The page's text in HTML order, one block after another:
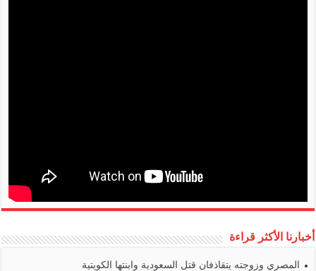
أخبارنا الأكثر قراءة
المصري وزوجته يتقاذفان قتل السعودية وابنتها الكويتية